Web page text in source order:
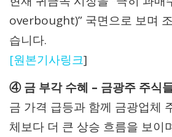
overbought)” 국면으로 보며
습니다.
[원본기사링크]
④ 금 부각 수혜 – 금광주 주식
금 가격 급등과 함께 금광업체
체보다 더 큰 상승 흐름을 보이